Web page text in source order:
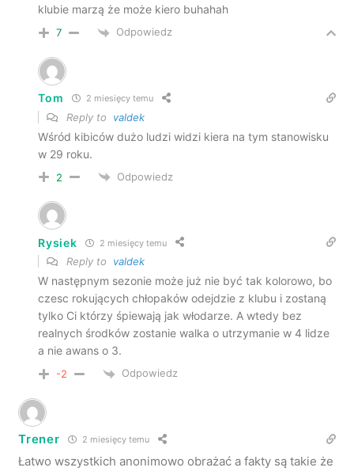
klubie marzą że może kiero buhahah
7 Odpowiedz
Tom 2 miesięcy temu
Reply to valdek
Wśród kibiców dużo ludzi widzi kiera na tym stanowisku
w 29 roku.
2 Odpowiedz
Rysiek 2 miesięcy temu
Reply to valdek
W następnym sezonie może już nie być tak kolorowo, bo
czesc rokujących chłopaków odejdzie z klubu i zostaną
tylko Ci którzy śpiewają jak włodarze. A wtedy bez
realnych środków zostanie walka o utrzymanie w 4 lidze
a nie awans o 3.
-2 Odpowiedz
Trener 2 miesięcy temu
Łatwo wszystkich anonimowo obrażać a fakty są takie że